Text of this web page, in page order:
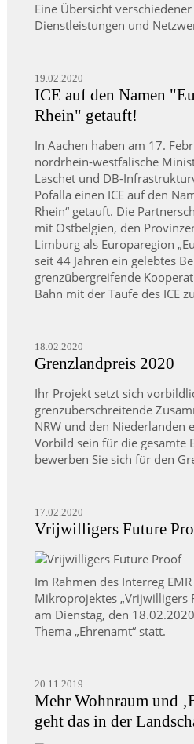
Eine Übersicht
Dienstleistungen und
19.02.2020
ICE auf den Namen
Rhein" getauft!
In Aachen haben am 17.
nordrhein-westfälische
Laschet und DB-
Pofalla einen ICE auf den
Rhein“ getauft. Die
mit Ostbelgien, den
Limburg als Europaregion
seit 44 Jahren ein gelebtes
grenzübergreifende
Bahn mit der Taufe des ICE
18.02.2020
Grenzlandpreis 2020
Ihr Projekt setzt sich
grenzüberschreitende
NRW und den Niederlanden
Vorbild sein für die gesamte
bewerben Sie sich für den
17.02.2020
Vrijwilligers Future
Im Rahmen des Interreg
Mikroprojektes „Vrijwilligers
am Dienstag, den
Thema „Ehrenamt“ statt.
20.11.2019
Mehr Wohnraum und
geht das in der